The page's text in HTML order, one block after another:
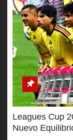
Leagues Cup
Nuevo